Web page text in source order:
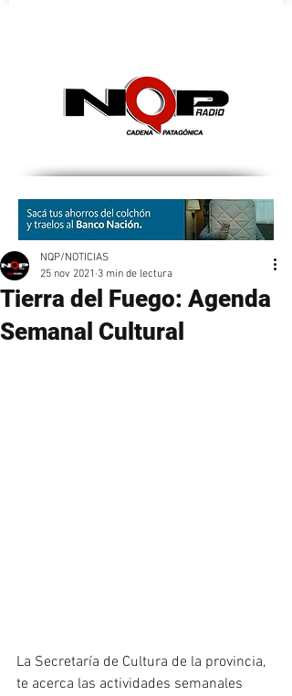
Tierra del Fuego: Agenda
Semanal Cultural
NQP/NOTICIAS
25 nov 2021 3 min de lectura
La Secretaría de Cultura de la provincia,
te acerca las actividades semanales